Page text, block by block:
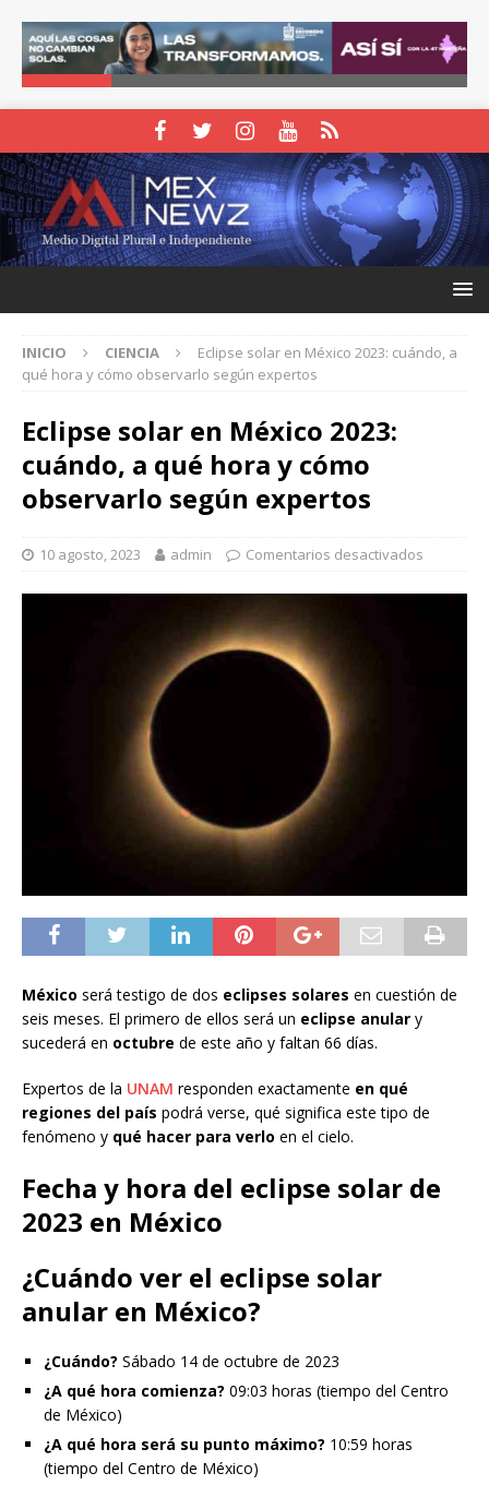
INICIO CIENCIA
Eclipse solar en México 2023: cuándo, a
qué hora y cómo observarlo según expertos
Eclipse solar en México 2023:
cuándo, a qué hora y cómo
observarlo según expertos
10 agosto, 2023 admin Comentarios desactivados
México será testigo de dos eclipses solares en cuestión de
seis meses. El primero de ellos será un eclipse anular y
sucederá en octubre de este año y faltan 66 días.
Expertos de la UNAM responden exactamente en qué
regiones del país podrá verse, qué significa este tipo de
fenómeno y qué hacer para verlo en el cielo.
Fecha y hora del eclipse solar de
2023 en México
¿Cuándo ver el eclipse solar
anular en México?
¿Cuándo? Sábado 14 de octubre de 2023
¿A qué hora comienza? 09:03 horas (tiempo del Centro
de México)
¿A qué hora será su punto máximo? 10:59 horas
(tiempo del Centro de México)